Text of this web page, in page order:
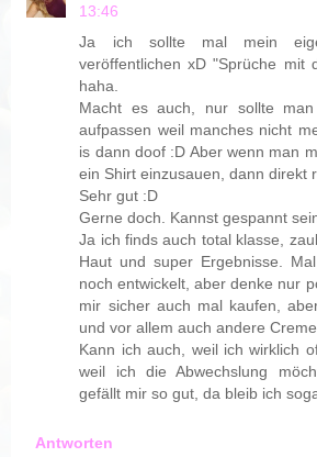
13:46
Ja ich sollte mal mein
veröffentlichen xD "Sprüche mit
haha.
Macht es auch, nur sollte
aufpassen weil manches nicht
is dann doof :D Aber wenn man
ein Shirt einzusauen, dann direkt
Sehr gut :D
Gerne doch. Kannst gespannt
Ja ich finds auch total klasse,
Haut und super Ergebnisse.
noch entwickelt, aber denke nur
mir sicher auch mal kaufen,
und vor allem auch andere
Kann ich auch, weil ich wirklich
weil ich die Abwechslung
gefällt mir so gut, da bleib ich
Antworten